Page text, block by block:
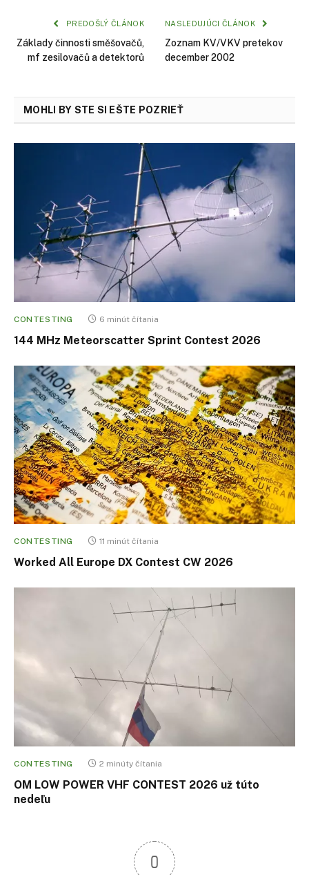
PREDOŠLÝ ČLÁNOK
Základy činnosti směšovačů,
mf zesilovačů a detektorů
NASLEDUJÚCI ČLÁNOK
Zoznam KV/VKV pretekov
december 2002
MOHLI BY STE SI EŠTE POZRIEŤ
CONTESTING 6 minút čítania
144 MHz Meteorscatter Sprint Contest 2026
CONTESTING 11 minút čítania
Worked All Europe DX Contest CW 2026
CONTESTING 2 minúty čítania
OM LOW POWER VHF CONTEST 2026 už túto
nedeľu
0